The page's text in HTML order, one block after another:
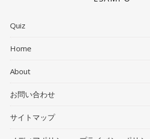
Quiz
Home
About
お問い合わせ
サイトマップ